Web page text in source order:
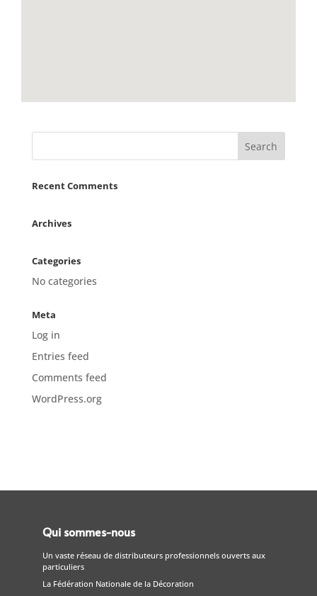
Recent Comments
Archives
Categories
No categories
Meta
Log in
Entries feed
Comments feed
WordPress.org
Qui sommes-nous
Un vaste réseau de distributeurs professionnels ouverts aux
particuliers
La Fédération Nationale de la Décoration